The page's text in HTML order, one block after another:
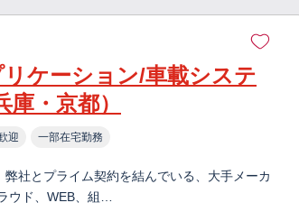
ケーション/車載システ
・京都）
迎 一部在宅勤務
社とプライム契約を結んでいる、大手メーカ
ウド、WEB、組…